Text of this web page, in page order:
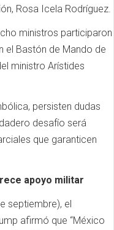
Rosa Icela Rodríguez.
ministros participaron
el Bastón de Mando de
ministro Arístides
persisten dudas
desafío será
que garanticen
apoyo militar
septiembre), el
afirmó que “México